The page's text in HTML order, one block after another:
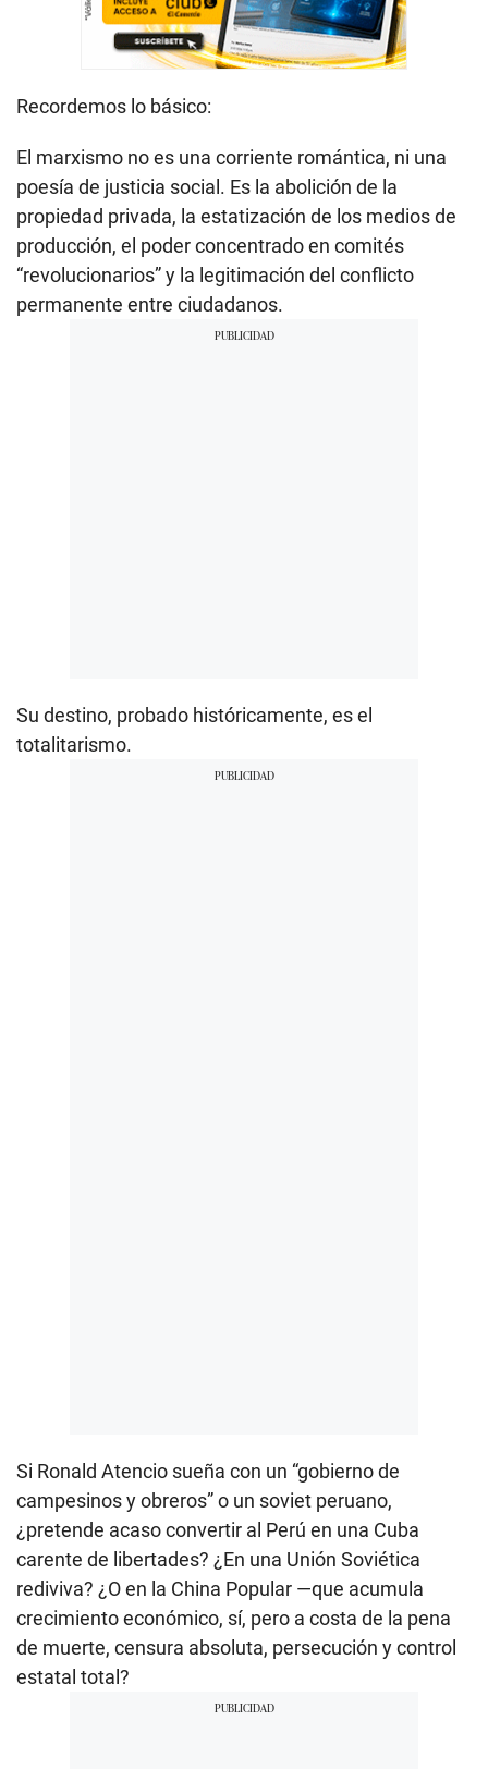
Recordemos lo básico:
El marxismo no es una corriente romántica, ni una
poesía de justicia social. Es la abolición de la
propiedad privada, la estatización de los medios de
producción, el poder concentrado en comités
“revolucionarios” y la legitimación del conflicto
permanente entre ciudadanos.
Su destino, probado históricamente, es el
totalitarismo.
Si Ronald Atencio sueña con un “gobierno de
campesinos y obreros” o un soviet peruano,
¿pretende acaso convertir al Perú en una Cuba
carente de libertades? ¿En una Unión Soviética
rediviva? ¿O en la China Popular —que acumula
crecimiento económico, sí, pero a costa de la pena
de muerte, censura absoluta, persecución y control
estatal total?